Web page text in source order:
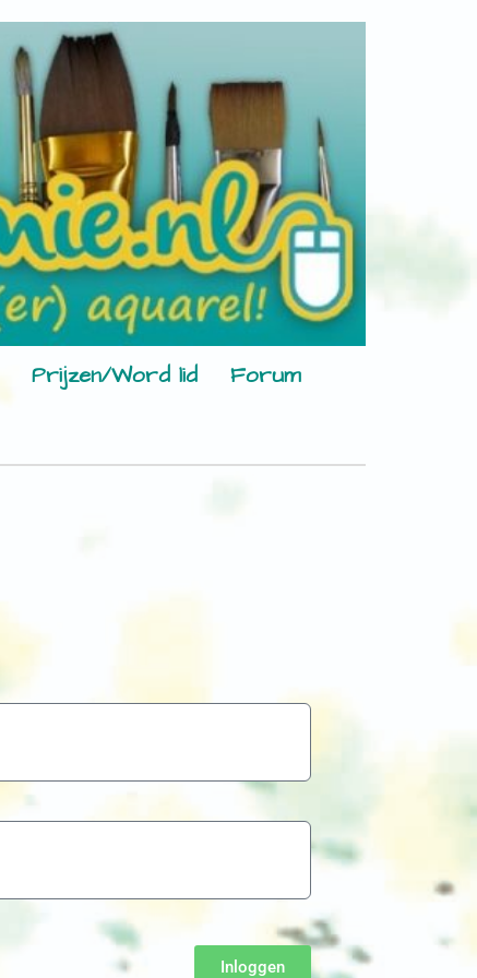
Prijzen/Word lid
Forum
Inloggen